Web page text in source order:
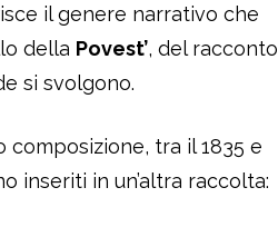
il genere narrativo che
della Povest’, del racconto
si svolgono.
tra il 1835 e
inseriti in un’altra raccolta: